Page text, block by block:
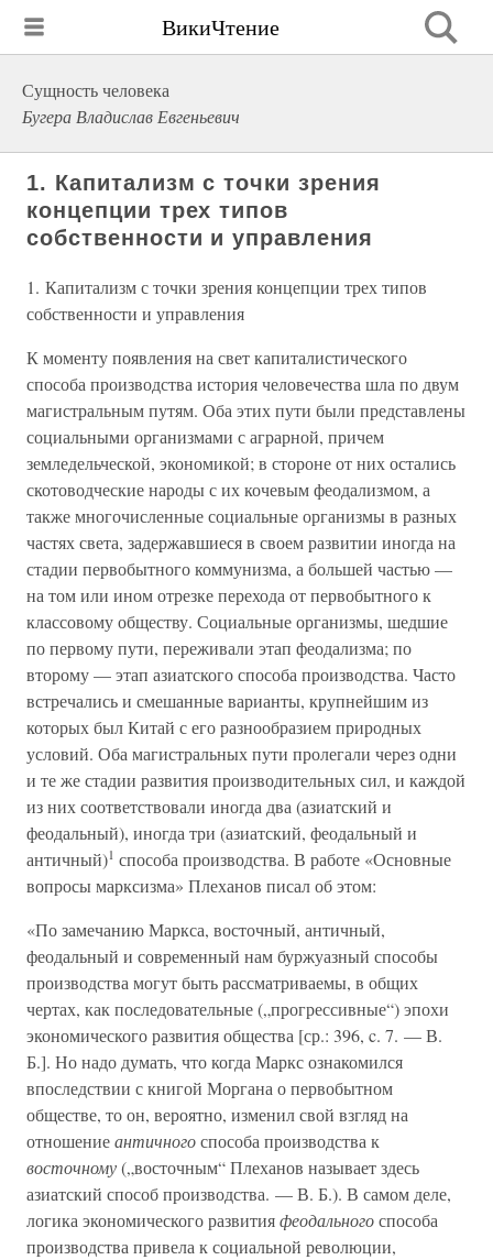
ВикиЧтение
Сущность человека
Бугера Владислав Евгеньевич
1. Капитализм с точки зрения
концепции трех типов
собственности и управления
1. Капитализм с точки зрения концепции трех типов
собственности и управления
К моменту появления на свет капиталистического
способа производства история человечества шла по двум
магистральным путям. Оба этих пути были представлены
социальными организмами с аграрной, причем
земледельческой, экономикой; в стороне от них остались
скотоводческие народы с их кочевым феодализмом, а
также многочисленные социальные организмы в разных
частях света, задержавшиеся в своем развитии иногда на
стадии первобытного коммунизма, а большей частью —
на том или ином отрезке перехода от первобытного к
классовому обществу. Социальные организмы, шедшие
по первому пути, переживали этап феодализма; по
второму — этап азиатского способа производства. Часто
встречались и смешанные варианты, крупнейшим из
которых был Китай с его разнообразием природных
условий. Оба магистральных пути пролегали через одни
и те же стадии развития производительных сил, и каждой
из них соответствовали иногда два (азиатский и
феодальный), иногда три (азиатский, феодальный и
античный)1 способа производства. В работе «Основные
вопросы марксизма» Плеханов писал об этом:
«По замечанию Маркса, восточный, античный,
феодальный и современный нам буржуазный способы
производства могут быть рассматриваемы, в общих
чертах, как последовательные („прогрессивные“) эпохи
экономического развития общества [ср.: 396, c. 7. — В.
Б.]. Но надо думать, что когда Маркс ознакомился
впоследствии с книгой Моргана о первобытном
обществе, то он, вероятно, изменил свой взгляд на
отношениеантичногоспособа производства к
восточному(„восточным“ Плеханов называет здесь
азиатский способ производства. — В. Б.). В самом деле,
логика экономического развитияфеодальногоспособа
производства привела к социальной революции,